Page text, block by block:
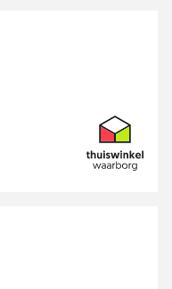
Certifikat
Thuiswinkel